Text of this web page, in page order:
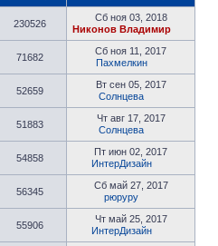
230526
Сб ноя 03, 2018
Никонов Владимир
71682
Сб ноя 11, 2017
Пахмелкин
52659
Вт сен 05, 2017
Солнцева
51883
Чт авг 17, 2017
Солнцева
54858
Пт июн 02, 2017
ИнтерДизайн
56345
Сб май 27, 2017
рюруру
55906
Чт май 25, 2017
ИнтерДизайн